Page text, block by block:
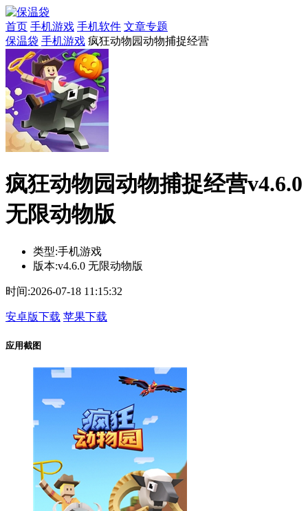
首页 手机游戏 手机软件 文章专题
保温袋 手机游戏 疯狂动物园动物捕捉经营
疯狂动物园动物捕捉经营v4.6.0
无限动物版
类型:手机游戏
版本:v4.6.0 无限动物版
时间:2026-07-18 11:15:32
安卓版下载 苹果下载
应用截图